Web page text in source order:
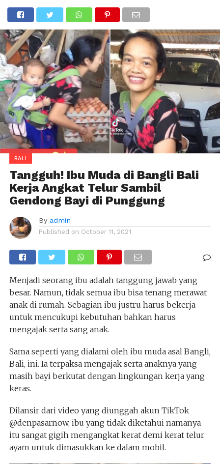
BALI
Tangguh! Ibu Muda di Bangli Bali
Kerja Angkat Telur Sambil
Gendong Bayi di Punggung
By admin
Published on October 11, 2021
Menjadi seorang ibu adalah tanggung jawab yang
besar. Namun, tidak semua ibu bisa tenang merawat
anak di rumah. Sebagian ibu justru harus bekerja
untuk mencukupi kebutuhan bahkan harus
mengajak serta sang anak.
Sama seperti yang dialami oleh ibu muda asal Bangli,
Bali, ini. Ia terpaksa mengajak serta anaknya yang
masih bayi berkutat dengan lingkungan kerja yang
keras.
Dilansir dari video yang diunggah akun TikTok
@denpasarnow, ibu yang tidak diketahui namanya
itu sangat gigih mengangkat kerat demi kerat telur
ayam untuk dimasukkan ke dalam mobil.